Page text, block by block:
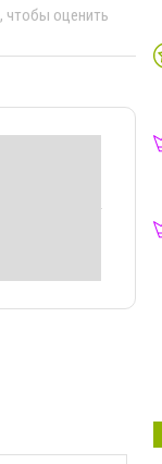
, чтобы оценить